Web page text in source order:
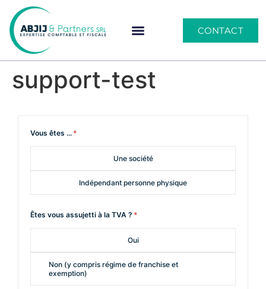
CONTACT
support-test
Vous êtes ... *
Une société
Indépendant personne physique
Êtes vous assujetti à la TVA ? *
Oui
Non (y compris régime de franchise et
exemption)